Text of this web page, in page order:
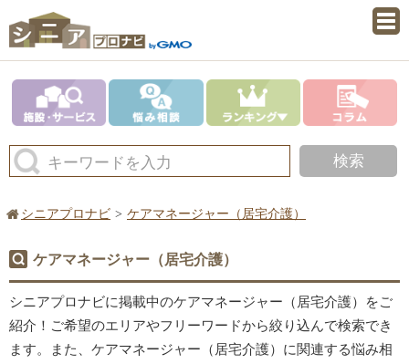
キーワードを入力 検索
シニアプロナビ ケアマネージャー（居宅介護）
ケアマネージャー（居宅介護）
シニアプロナビに掲載中のケアマネージャー（居宅介護）をご
紹介！ご希望のエリアやフリーワードから絞り込んで検索でき
ます。また、ケアマネージャー（居宅介護）に関連する悩み相